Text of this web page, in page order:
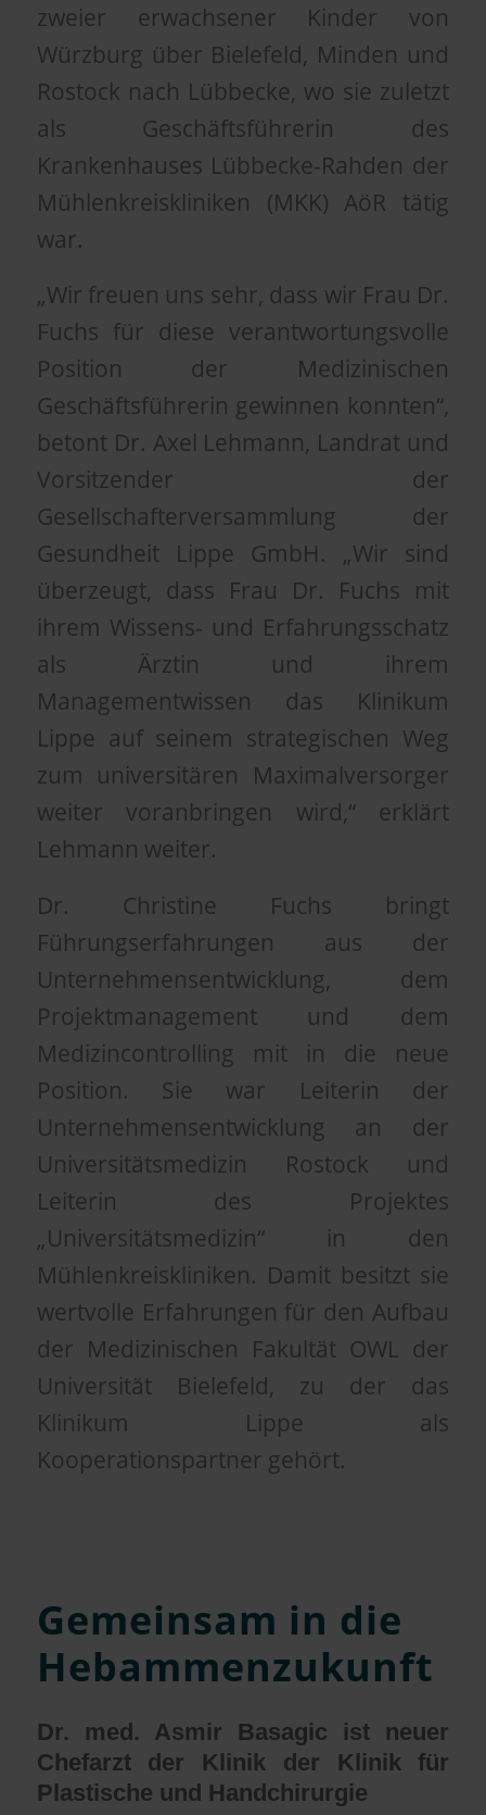
zweier erwachsener Kinder von
Würzburg über Bielefeld, Minden und
Rostock nach Lübbecke, wo sie zuletzt
als Geschäftsführerin des
Krankenhauses Lübbecke-Rahden der
Mühlenkreiskliniken (MKK) AöR tätig
war.
„Wir freuen uns sehr, dass wir Frau Dr.
Fuchs für diese verantwortungsvolle
Position der Medizinischen
Geschäftsführerin gewinnen konnten“,
betont Dr. Axel Lehmann, Landrat und
Vorsitzender der
Gesellschafterversammlung der
Gesundheit Lippe GmbH. „Wir sind
überzeugt, dass Frau Dr. Fuchs mit
ihrem Wissens- und Erfahrungsschatz
als Ärztin und ihrem
Managementwissen das Klinikum
Lippe auf seinem strategischen Weg
zum universitären Maximalversorger
weiter voranbringen wird,“ erklärt
Lehmann weiter.
Dr. Christine Fuchs bringt
Führungserfahrungen aus der
Unternehmensentwicklung, dem
Projektmanagement und dem
Medizincontrolling mit in die neue
Position. Sie war Leiterin der
Unternehmensentwicklung an der
Universitätsmedizin Rostock und
Leiterin des Projektes
„Universitätsmedizin“ in den
Mühlenkreiskliniken. Damit besitzt sie
wertvolle Erfahrungen für den Aufbau
der Medizinischen Fakultät OWL der
Universität Bielefeld, zu der das
Klinikum Lippe als
Kooperationspartner gehört.
Gemeinsam in die
Hebammenzukunft
Dr. med. Asmir Basagic ist neuer
Chefarzt der Klinik der Klinik für
Plastische und Handchirurgie